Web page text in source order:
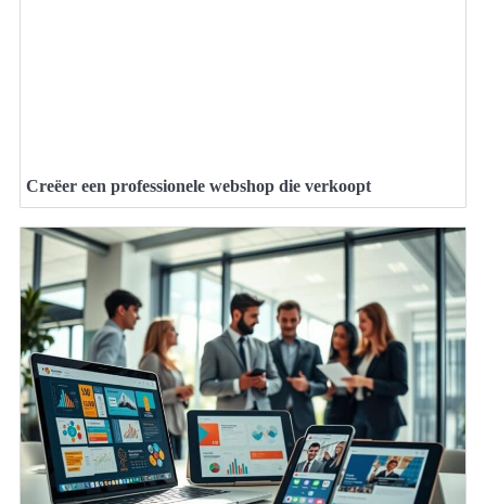
Creëer een professionele webshop die verkoopt